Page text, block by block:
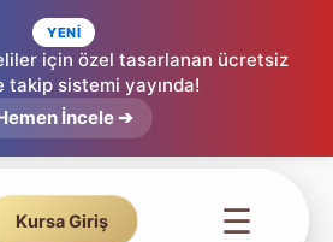
YENİ
için özel tasarlanan ücretsiz
takip sistemi yayında!
İncele ➔
Kursa Giriş ☰
- Sakin Mim - 1